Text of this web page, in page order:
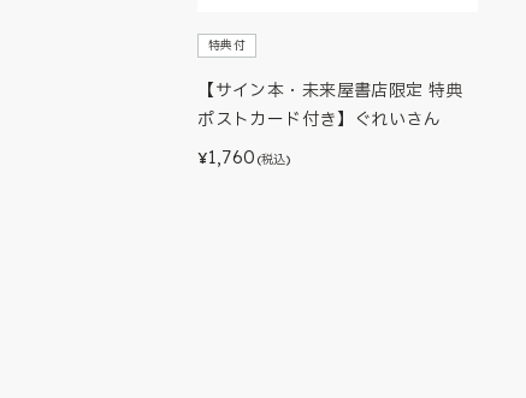
特典付
【サイン本・未来屋書店限定 特典
ポストカード付き】ぐれいさん
¥1,760 (税込)